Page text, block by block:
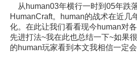
从human03年横行一时到05年跌
HumanCraft。human的战术在近几
化。在此让我们看看现今human对
先进打法~我在此也总结一下~如果
的human玩家看到本文我相信一定